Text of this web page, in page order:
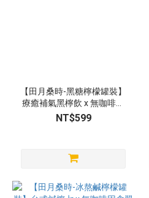
【田月桑時-黑糖檸檬罐裝】
療癒補氣黑檸飲 x 無咖啡因
含翠綠檸檬果肉
NT$599